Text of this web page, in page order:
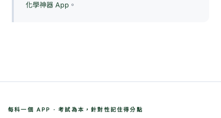
化學神器 App 。
每科一個 APP · 考試為本，針對性記住得分點